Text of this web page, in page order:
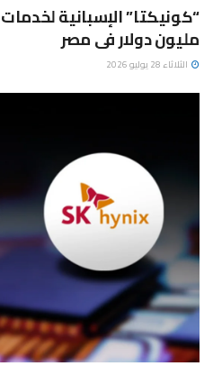
مليون دولار فى مصر
الثلاثاء 28 يوليو 2026